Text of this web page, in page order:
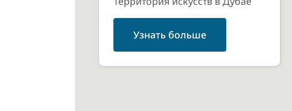
Узнать больше